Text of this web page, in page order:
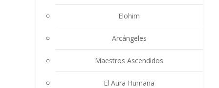
Elohim
Arcángeles
Maestros Ascendidos
El Aura Humana